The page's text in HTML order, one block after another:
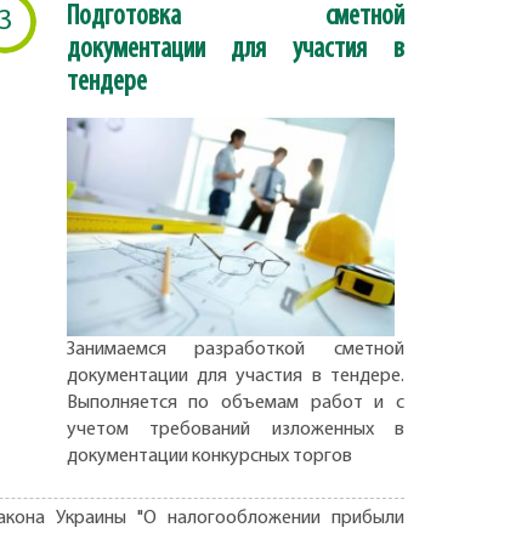
3
Подготовка сметной
документации для участия в
тендере
Занимаемся разработкой сметной
документации для участия в тендере.
Выполняется по объемам работ и с
учетом требований изложенных в
документации конкурсных торгов
Украины "О налогообложении прибыли